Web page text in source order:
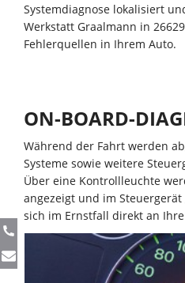
Systemdiagnose lokalisiert
Werkstatt Graalmann in
Fehlerquellen in Ihrem Auto.
ON-BOARD-
Während der Fahrt werden
Systeme sowie weitere
Über eine Kontrollleuchte
angezeigt und im
sich im Ernstfall direkt an Ihre